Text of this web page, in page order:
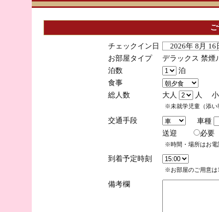
チェックイン日
2026年 8月
お部屋タイプ
デラックス 禁煙
泊数
泊
食事
総人数
大人 人 小
※未就学児童（添い
交通手段
車種
送迎
必
※時間・場所はお電
到着予定時刻
※お部屋のご用意は
備考欄